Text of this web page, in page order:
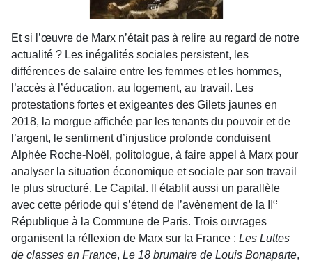
Et si l’œuvre de Marx n’était pas à relire au regard de notre
actualité ? Les inégalités sociales persistent, les
différences de salaire entre les femmes et les hommes,
l’accès à l’éducation, au logement, au travail. Les
protestations fortes et exigeantes des Gilets jaunes en
2018, la morgue affichée par les tenants du pouvoir et de
l’argent, le sentiment d’injustice profonde conduisent
Alphée Roche-Noël, politologue, à faire appel à Marx pour
analyser la situation économique et sociale par son travail
le plus structuré, Le Capital. Il établit aussi un parallèle
avec cette période qui s’étend de l’avènement de la II
e
République à la Commune de Paris. Trois ouvrages
organisent la réflexion de Marx sur la France : Les Luttes
de classes en France, Le 18 brumaire de Louis Bonaparte,